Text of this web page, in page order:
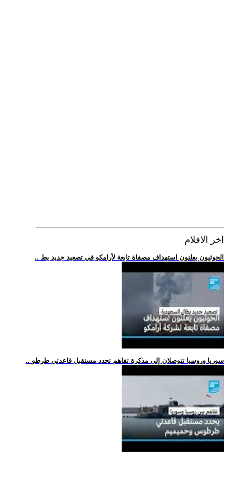
اخر الافلام
.. الحوثيون يعلنون استهداف مصفاة تابعة لأرامكو في تصعيد جديد يط
.. سوريا وروسيا تتوصلان إلى مذكرة تفاهم تحدد مستقبل قاعدتي طرطو